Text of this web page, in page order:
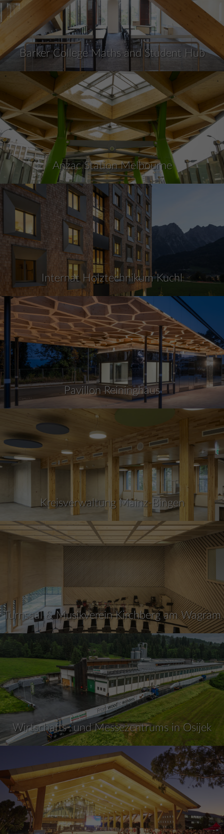
Barker College Maths and Student Hub
Anzac Station Melbourne
Internat Holztechnikum Kuchl
Pavillon Reininghaus
Kreisverwaltung Mainz-Bingen
Turnsaal & Musikverein Kirchberg am Wagram
Wirtschafts- und Messezentrums in Osijek